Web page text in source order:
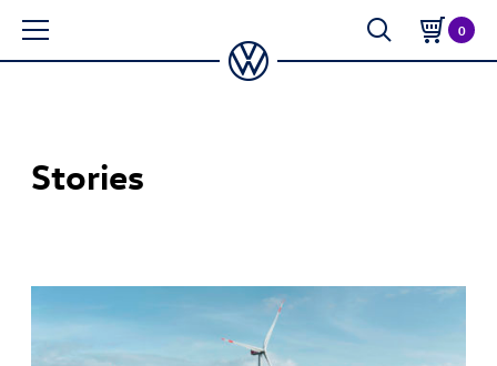
0
Stories